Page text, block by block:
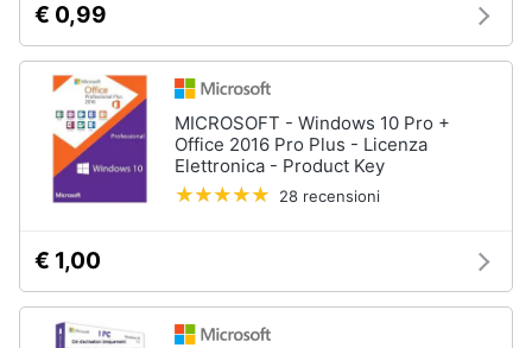
€ 0,99
MICROSOFT - Windows 10 Pro +
Office 2016 Pro Plus - Licenza
Elettronica - Product Key
28 recensioni
€ 1,00